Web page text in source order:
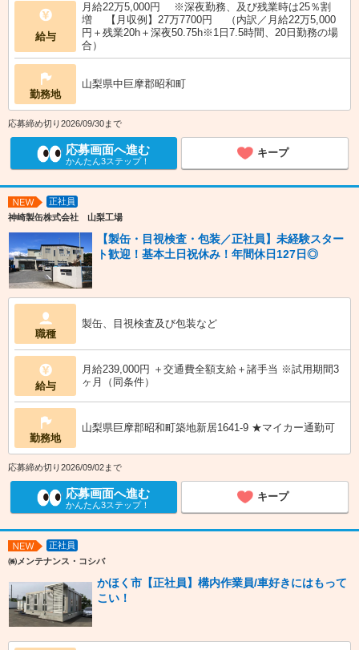
給与
月給22万5,000円 ※深夜勤務、及び残業時は25％割
増 【月収例】27万7700円 （内訳／月給22万5,000
円＋残業20h＋深夜50.75h※1日7.5時間、20日勤務の場
合）
勤務地
山梨県中巨摩郡昭和町
応募締め切り2026/09/30まで
応募画面へ進む
かんたん3ステップ！
キープ
NEW
正社員
神崎製缶株式会社 山梨工場
【製缶・目視検査・包装／正社員】未経験スター
ト歓迎！基本土日祝休み！年間休日127日◎
職種
製缶、目視検査及び包装など
給与
月給239,000円 ＋交通費全額支給＋諸手当 ※試用期間3
ヶ月（同条件）
勤務地
山梨県巨摩郡昭和町築地新居1641-9 ★マイカー通勤可
応募締め切り2026/09/02まで
応募画面へ進む
かんたん3ステップ！
キープ
NEW
正社員
㈱メンテナンス・コシバ
かほく市【正社員】構内作業員/車好きにはもって
こい！